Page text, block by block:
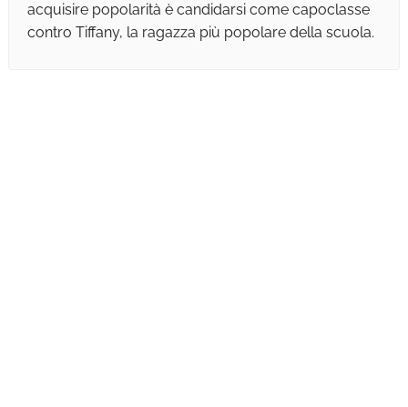
acquisire popolarità è candidarsi come capoclasse
contro Tiffany, la ragazza più popolare della scuola.